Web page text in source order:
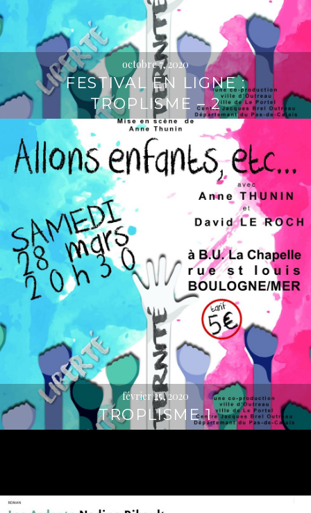
octobre 7, 2020
FESTIVAL EN LIGNE :
TROPLISME – 2
février 25, 2020
TROPLISME 1